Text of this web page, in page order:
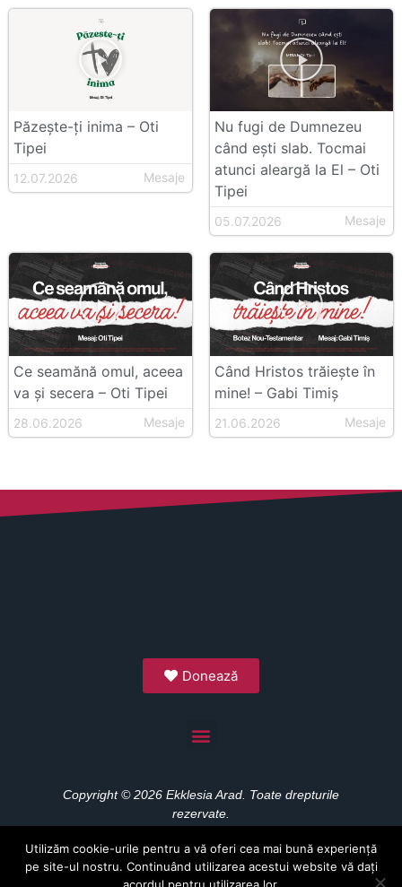
Păzește-ți inima – Oti
Tipei
12.07.2026 Mesaje
Nu fugi de Dumnezeu
când ești slab. Tocmai
atunci aleargă la El – Oti
Tipei
05.07.2026 Mesaje
Ce seamănă omul, aceea
va și secera – Oti Tipei
28.06.2026 Mesaje
Când Hristos trăiește în
mine! – Gabi Timiș
21.06.2026 Mesaje
Donează
Copyright © 2026 Ekklesia Arad. Toate drepturile
rezervate.
Utilizăm cookie-urile pentru a vă oferi cea mai bună experiență
pe site-ul nostru. Continuând utilizarea acestui website vă dați